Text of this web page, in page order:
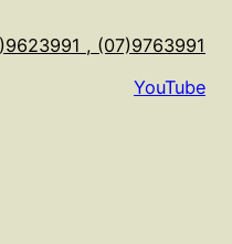
, (07)9763991
YouTube